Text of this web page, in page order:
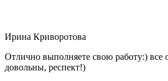
Ирина Криворотова
Отлично выполняете свою работу:) все
довольны, респект!)